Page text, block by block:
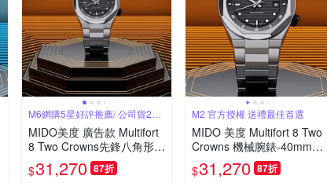
M6網購5星好評推薦/ 公司貨2年
保固
MIDO美度 廣告款 Multifort
8 Two Crowns先鋒八角形內
錶圈雙錶冠黑面40㎜ M6(M
0475071105100)
$31,270 87折
M2 官方授權 送禮最佳首選
MIDO 美度 Multifort 8 Two
Crowns 機械腕錶-40mm黑
M0475071105100
$31,270 87折